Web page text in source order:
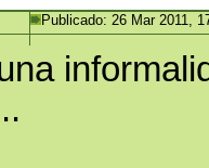
Publicado: 26 Mar 2011,